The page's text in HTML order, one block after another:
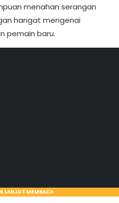
menahan serangan
hangat mengenai
pemain baru.
LANJUT MEMBACA